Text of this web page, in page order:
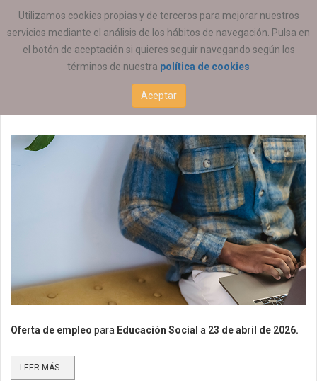
Utilizamos cookies propias y de terceros para mejorar nuestros
servicios mediante el análisis de los hábitos de navegación. Pulsa en
el botón de aceptación si quieres seguir navegando según los
términos de nuestra política de cookies
Aceptar
ESTÁ AQUÍ:
Oferta de empleo para Educación Social a 23 de abril de 2026.
LEER MÁS...